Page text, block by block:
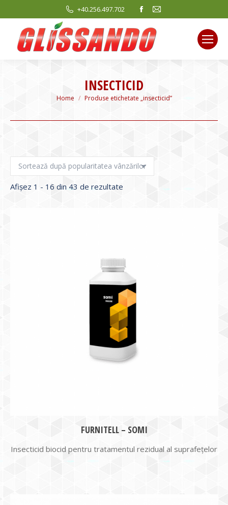
+40.256.497.702
Facebook
opens
in
new
Mail
new
INSECTICID
You are here:
Home Produse etichetate „insecticid”
Afișez 1 - 16 din 43 de rezultate
FURNITELL – SOMI
Insecticid biocid pentru tratamentul rezidual al suprafeţelor